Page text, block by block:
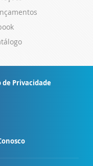
de Privacidade